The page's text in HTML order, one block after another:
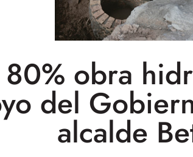
obra
del
alcalde